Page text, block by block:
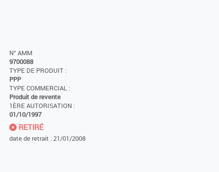
N° AMM
9700088
TYPE DE PRODUIT :
PPP
TYPE COMMERCIAL :
Produit de revente
1ÈRE AUTORISATION :
01/10/1997
RETIRÉ
date de retrait : 21/01/2008